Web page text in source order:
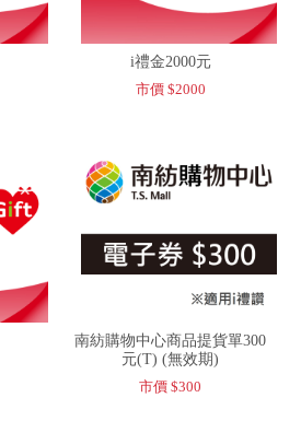
i禮金2000元
市價 $2000
南紡購物中心商品提貨單300
元(T) (無效期)
市價 $300